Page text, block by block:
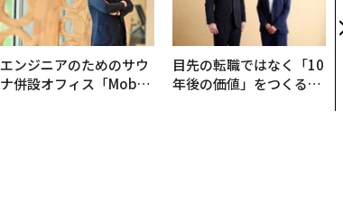
エンジニアのためのサウ
ナ併設オフィス「Mobiu
目先の転職ではなく「10
年後の価値」をつくる─